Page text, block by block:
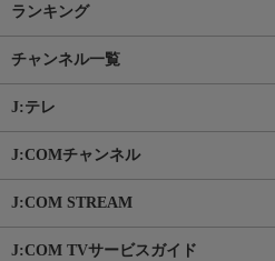
ランキング
チャンネル一覧
J:テレ
J:COMチャンネル
J:COM STREAM
J:COM TVサービスガイド